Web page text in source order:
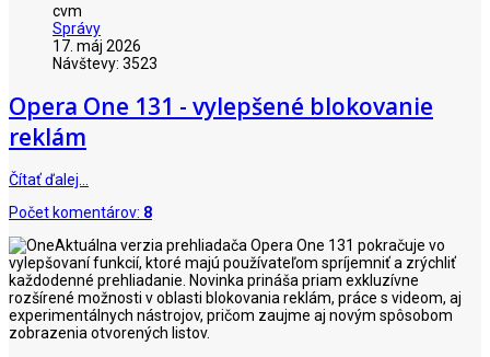
cvm
Správy
17. máj 2026
Návštevy: 3523
Opera One 131 - vylepšené blokovanie
reklám
Čítať ďalej…
Počet komentárov: 8
Aktuálna verzia prehliadača Opera One 131 pokračuje vo
vylepšovaní funkcií, ktoré majú používateľom spríjemniť a zrýchliť
každodenné prehliadanie. Novinka prináša priam exkluzívne
rozšírené možnosti v oblasti blokovania reklám, práce s videom, aj
experimentálnych nástrojov, pričom zaujme aj novým spôsobom
zobrazenia otvorených listov.